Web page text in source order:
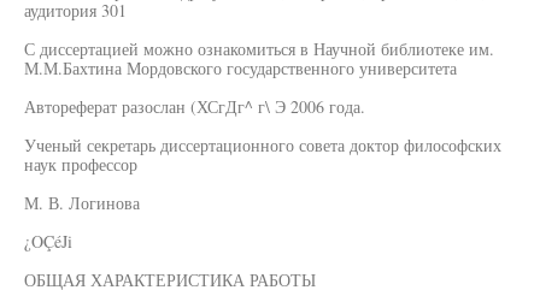
аудитория 301
С диссертацией можно ознакомиться в Научной библиотеке им.
М.М.Бахтина Мордовского государственного университета
Автореферат разослан (ХСгДг^ г\ Э 2006 года.
Ученый секретарь диссертационного совета доктор философских
наук профессор
М. В. Логинова
¿OÇéJi
ОБЩАЯ ХАРАКТЕРИСТИКА РАБОТЫ